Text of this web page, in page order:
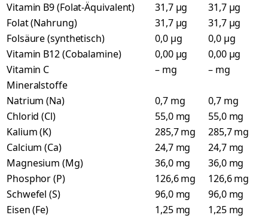
Vitamin B9 (Folat-Äquivalent)
31,7 µg
31,7 µg
Folat (Nahrung)
31,7 µg
31,7 µg
Folsäure (synthetisch)
0,0 µg
0,0 µg
Vitamin B12 (Cobalamine)
0,00 µg
0,00 µg
Vitamin C
– mg
– mg
Mineralstoffe
Natrium (Na)
0,7 mg
0,7 mg
Chlorid (Cl)
55,0 mg
55,0 mg
Kalium (K)
285,7 mg
285,7 mg
Calcium (Ca)
24,7 mg
24,7 mg
Magnesium (Mg)
36,0 mg
36,0 mg
Phosphor (P)
126,6 mg
126,6 mg
Schwefel (S)
96,0 mg
96,0 mg
Eisen (Fe)
1,25 mg
1,25 mg